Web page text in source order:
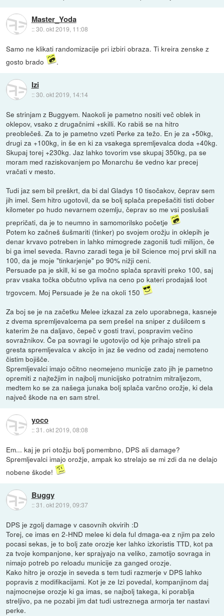
Master_Yoda
::30. okt 2019, 11:08
Samo ne klikati randomizacije pri izbiri obraza. Ti kreira zenske z
gosto brado
.
Izi
::30. okt 2019, 14:14
Se strinjam z Buggyem. Naokoli je pametno nositi več oblek in
oklepov, vsako z drugačnimi +skilli. Ko rabiš se na hitro
preoblečeš. Za to je pametno vzeti Perke za težo. En je za +50kg,
drugi za +100kg, in še en ki za vsakega spremljevalca doda +40kg.
Skupaj torej +230kg. Jaz lahko tovorim vse skupaj 350kg, pa se
moram med raziskovanjem po Monarchu še vedno kar precej
vračati v mesto.
Tudi jaz sem bil preškrt, da bi dal Gladys 10 tisočakov, čeprav sem
jih imel. Sem hitro ugotovil, da se bolj splača prepešačiti tisti dober
kilometer po hudo nevarnem ozemlju, čeprav so me vsi poslušali
prepričati, da je to neumno in samomorilsko početje
Potem ko začneš šušmariti (tinker) po svojem orožju in oklepih je
denar krvavo potreben in lahko mimogrede zagoniš tudi milijon, če
bi ga imel seveda. Ravno zaradi tega je bil Science moj prvi skill na
100, da je moje "tinkarjenje" po 90% nižji ceni.
Persuade pa je skill, ki se ga močno splača spraviti preko 100, saj
prav vsaka točka občutno vpliva na ceno po kateri prodajaš loot
trgovcem. Moj Persuade je že na okoli 150
Za boj se je na začetku Melee izkazal za zelo uporabnega, kasneje
z dvema spremljevalcema pa sem prešel na sniper z dušilcem s
katerim že na daljavo, čepeč v gosti travi, pospravim večino
sovražnikov. Če pa sovragi le ugotovijo od kje prihajo streli pa
gresta spremljevalca v akcijo in jaz še vedno od zadaj nemoteno
čistim bojišče.
Spremljevalci imajo očitno neomejeno municije zato jih je pametno
opremiti z najtežjim in najbolj municijsko potratnim mitraljezom,
medtem ko se za našega junaka bolj splača varčno orožje, ki dela
največ škode na en sam strel.
yoco
::31. okt 2019, 08:08
Em... kaj je pri otožju bolj pomembno, DPS ali damage?
Spremljevalci imajo orožje, ampak ko strelajo se mi zdi da ne delajo
nobene škode!
Buggy
::31. okt 2019, 09:37
DPS je zgolj damage v casovnih okvirih :D
Torej, ce imas en 2-HND melee ki dela ful dmaga-ea z njim pa zelo
pocasi sekas, je to bolj zate orozje ker lahko izkoristis TTD, kot pa
za tvoje kompanjone, ker sprajyajo na veliko, zamotijo sovraga in
nimajo potreb po reloadu municije za ganged orozje.
Kako hitro je orozje in seveda s tem tudi razmerje v DPS lahko
popravis z modifikacijami. Kot je ze Izi povedal, kompanjinom daj
najmocnejse orozje ki ga imas, se najbolj takega, ki porablja
streljivo, pa ne pozabi jim dat tudi ustreznega armorja ter nastavi
perke.